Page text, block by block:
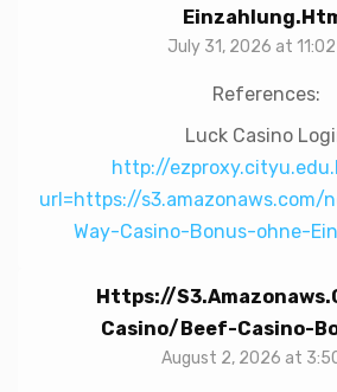
July 31, 2026 at
References:
Luck Casino
http://
url=https://s3.amazonaws.com/
Way-Casino-Bonus-ohne-
Https://
Casino/Beef-Casino-
August 2, 2026 at